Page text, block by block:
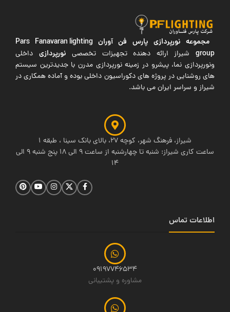
مجموعه نورپردازی پارس فن آوران Pars Fanavaran lighting
groupشیراز ارائه دهنده تجهیزات تخصصی نورپردازی داخلی
ونورپردازی نما، پیشرو در زمینه نورپردازی مدرن با جدیدترین سیستم
های روشنایی در پروژه های دکوراسیون داخلی بوده و آماده همکاری در
شیراز و سراسر ایران می باشد.
شیراز، فرهنگ شهر، کوچه 27، بالای بانک سینا ، طبقه 1
ساعت کاری شیراز: شنبه تا چهارشنبه از ساعت 9 الی 18 پنج شنبه 9 الی
14
اطلاعات تماس
09197746534
مشاوره و پشتیبانی